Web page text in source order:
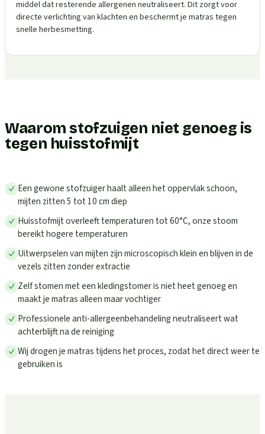
middel dat resterende allergenen neutraliseert. Dit zorgt voor
directe verlichting van klachten en beschermt je matras tegen
snelle herbesmetting.
Waarom stofzuigen niet genoeg is
tegen huisstofmijt
Een gewone stofzuiger haalt alleen het oppervlak schoon,
mijten zitten 5 tot 10 cm diep
Huisstofmijt overleeft temperaturen tot 60°C, onze stoom
bereikt hogere temperaturen
Uitwerpselen van mijten zijn microscopisch klein en blijven in de
vezels zitten zonder extractie
Zelf stomen met een kledingstomer is niet heet genoeg en
maakt je matras alleen maar vochtiger
Professionele anti-allergeenbehandeling neutraliseert wat
achterblijft na de reiniging
Wij drogen je matras tijdens het proces, zodat het direct weer te
gebruiken is